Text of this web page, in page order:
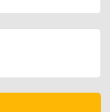
без выходных.